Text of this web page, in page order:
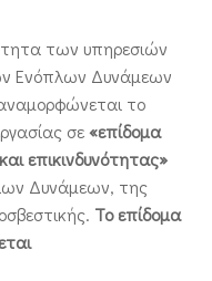
των υπηρεσιών
Ενόπλων Δυνάμεων
το
σε«επίδομα
επικινδυνότητας»
Δυνάμεων, της
Το επίδομα